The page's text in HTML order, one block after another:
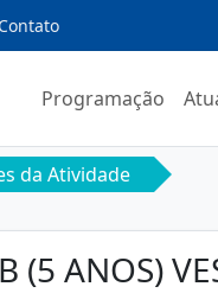
Programação
da Atividade
(5 ANOS)